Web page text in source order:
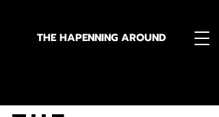
THE HAPENNING AROUND